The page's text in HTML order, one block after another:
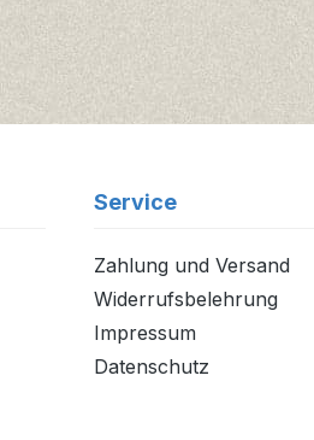
Service
Zahlung und Versand
Widerrufsbelehrung
Impressum
Datenschutz